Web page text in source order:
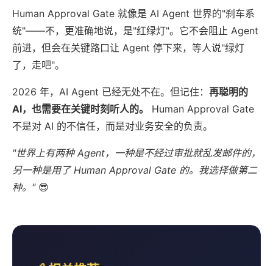
Human Approval Gate 就像是 AI Agent 世界的"刹车系
统"——不，更准确地说，是"红绿灯"。它不会阻止 Agent
前进，但会在关键路口让 Agent 停下来，等人说"绿灯
了，走吧"。
2026 年，AI Agent 已经无处不在。但记住： 再聪明的
AI，也需要在关键时刻听人的。
Human Approval Gate
不是对 AI 的不信任，而是对业务安全的负责。
"世界上有两种 Agent，一种是不经过审批就乱发邮件的，
另一种是用了 Human Approval Gate 的。我选择做第二
种。"😎